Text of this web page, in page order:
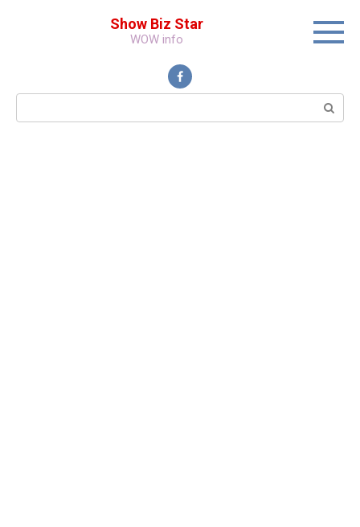
Show Biz Star
WOW info
Поиск: